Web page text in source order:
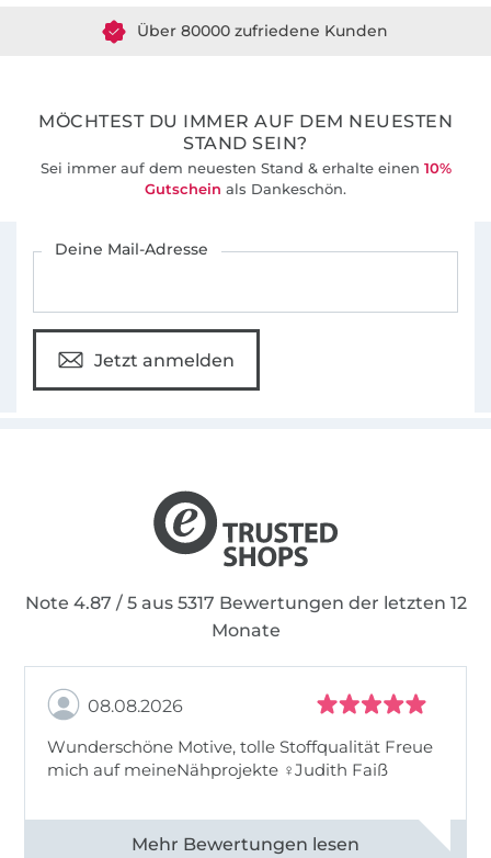
MÖCHTEST DU IMMER AUF DEM NEUESTEN
STAND SEIN?
Sei immer auf dem neuesten Stand & erhalte einen 10%
Gutschein als Dankeschön.
Deine Mail-Adresse
Jetzt anmelden
Note 4.87 / 5 aus 5317 Bewertungen der letzten 12
Monate
08.08.2026
Wunderschöne Motive, tolle Stoffqualität Freue
mich auf meineNähprojekte ♀Judith Faiß
Alle 82990 Bewertungen ansehen